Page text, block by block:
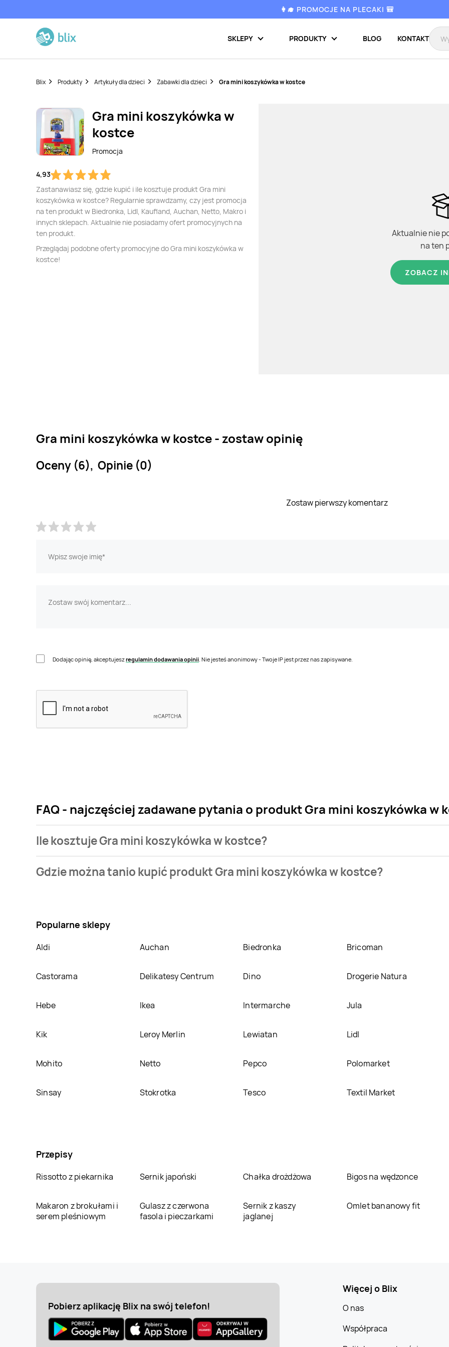
👩‍🎓 PROMOCJE NA PLECAKI 🎒
SKLEPY PRODUKTY BLOG KONTAKT
Blix Produkty Artykuły dla dzieci Zabawki dla dzieci Gra mini koszykówka w kostce
Gra mini koszykówka w
kostce
Promocja
4,93
Zastanawiasz się, gdzie kupić i ile kosztuje produkt Gra mini
koszykówka w kostce? Regularnie sprawdzamy, czy jest promocja
na ten produkt w Biedronka, Lidl, Kaufland, Auchan, Netto, Makro i
innych sklepach. Aktualnie nie posiadamy ofert promocyjnych na
ten produkt.
Przeglądaj podobne oferty promocyjne do Gra mini koszykówka w
kostce!
Aktualnie nie
na ten
ZOBACZ
Gra mini koszykówka w kostce - zostaw opinię
Oceny (6), Opinie (0)
Zostaw pierwszy komentarz
Dodając opinię, akceptujeszregulamin dodawania opinii . Nie jesteś anonimowy - Twoje IP jest przez nas zapisywane.
FAQ - najczęściej zadawane pytania o produkt Gra mini koszykówka w
Ile kosztuje Gra mini koszykówka w kostce?
koszykówka w kostce kosztuje od 7,99 zł do 9,99 zł.
Gdzie można tanio kupić produkt Gra mini koszykówka w kostce?
Popularne sklepy
Aldi Auchan Biedronka Bricoman
Castorama Delikatesy Centrum Dino Drogerie Natura
Hebe Ikea Intermarche Jula
Kik Leroy Merlin Lewiatan Lidl
Mohito Netto Pepco Polomarket
Sinsay Stokrotka Tesco Textil Market
Przepisy
Rissotto z piekarnika Sernik japoński Chałka drożdżowa Bigos na wędzonce
Makaron z brokułami i
serem pleśniowym
Gulasz z czerwona
fasola i pieczarkami
Sernik z kaszy
jaglanej
Omlet bananowy fit
Pobierz aplikację Blix na swój telefon!
Więcej o Blix
O nas
Współpraca